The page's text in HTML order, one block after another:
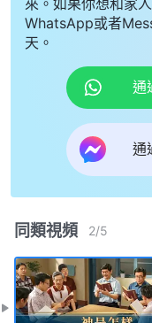
WhatsApp或者
天。
通
通
同類視頻 2/5